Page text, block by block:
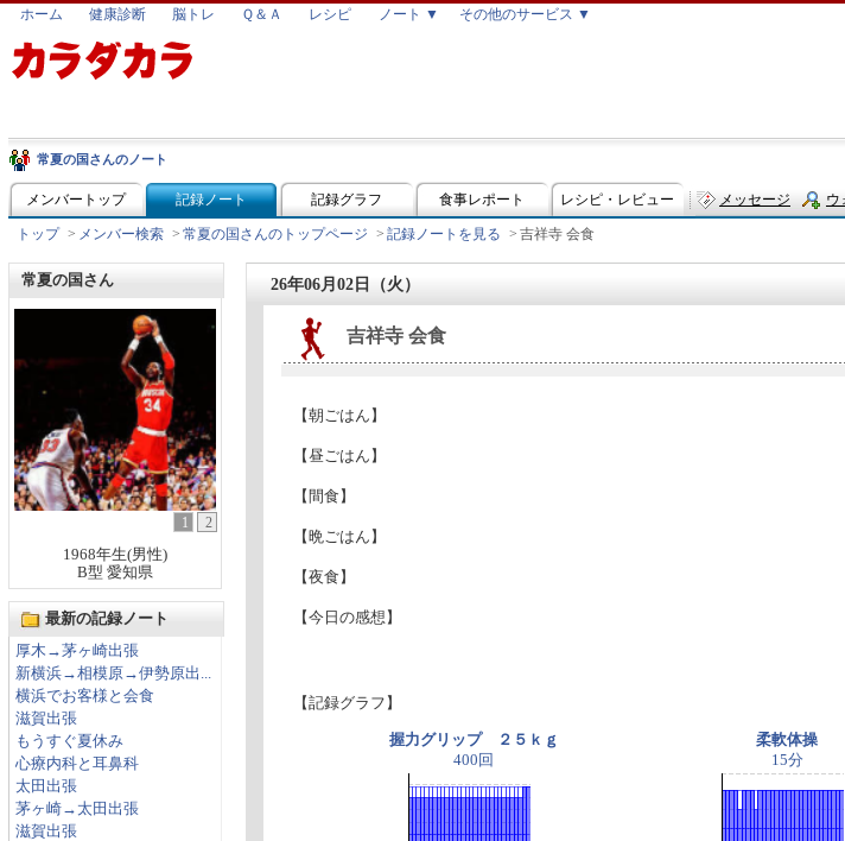
ホーム 健康診断 脳トレ Ｑ＆Ａ レシピ ノート ▼ その他のサービス ▼
常夏の国さんのノート
メンバートップ 記録ノート 記録グラフ 食事レポート レシピ・レビュー メッセージ ウ
トップ > メンバー検索 > 常夏の国さんのトップページ > 記録ノートを見る > 吉祥寺 会食
常夏の国さん
1
2
1968年生(男性)
B型 愛知県
最新の記録ノート
厚木→茅ヶ崎出張
新横浜→相模原→伊勢原出...
横浜でお客様と会食
滋賀出張
もうすぐ夏休み
心療内科と耳鼻科
太田出張
茅ヶ崎→太田出張
滋賀出張
26年06月02日（火）
吉祥寺 会食
【朝ごはん】
【昼ごはん】
【間食】
【晩ごはん】
【夜食】
【今日の感想】
【記録グラフ】
握力グリップ ２５ｋｇ
400回
柔軟体操
15分